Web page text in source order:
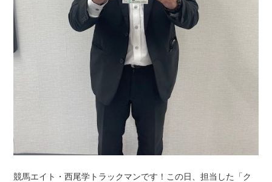
競馬エイト・西尾学トラックマンです！この日、担当した「ク